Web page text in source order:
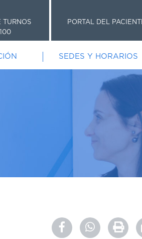
TURNOS
PORTAL DEL
SEDES Y HORARIOS